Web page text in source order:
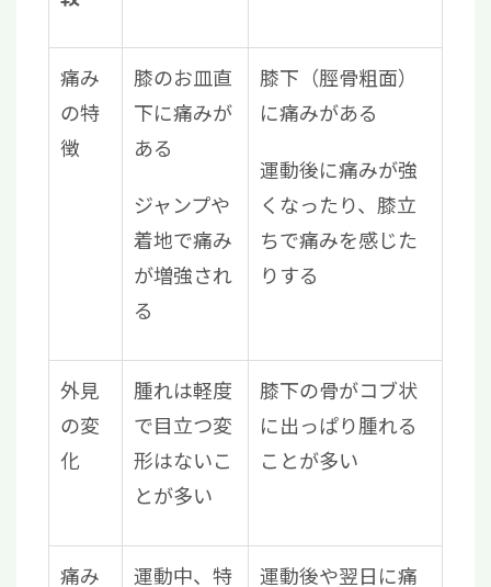
痛み
の特
徴
膝のお皿直
下に痛みが
ある
ジャンプや
着地で痛み
が増強され
る
膝下（脛骨粗面）
に痛みがある
運動後に痛みが強
くなったり、膝立
ちで痛みを感じた
りする
外見
の変
化
腫れは軽度
で目立つ変
形はないこ
とが多い
膝下の骨がコブ状
に出っぱり腫れる
ことが多い
痛み
運動中、特
運動後や翌日に痛